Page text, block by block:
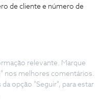
de cliente e número de
relevante. Marque
nos melhores comentários.
opção "Seguir", para estar